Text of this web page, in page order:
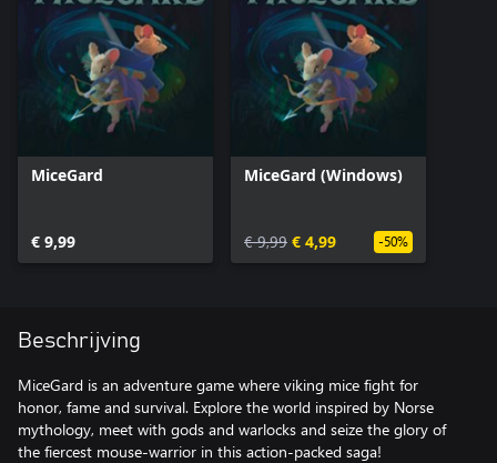
MiceGard
€ 9,99
MiceGard (Windows)
€ 9,99 € 4,99 -50%
Beschrijving
MiceGard is an adventure game where viking mice fight for
honor, fame and survival. Explore the world inspired by Norse
mythology, meet with gods and warlocks and seize the glory of
the fiercest mouse-warrior in this action-packed saga!